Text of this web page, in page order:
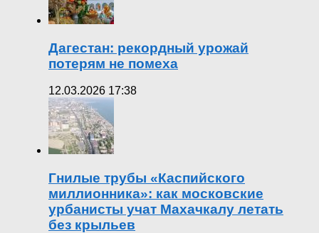
Дагестан: рекордный урожай
потерям не помеха
12.03.2026 17:38
Гнилые трубы «Каспийского
миллионника»: как московские
урбанисты учат Махачкалу летать
без крыльев